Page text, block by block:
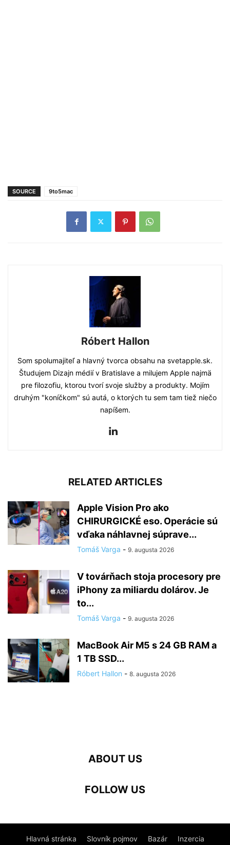
SOURCE 9to5mac
Róbert Hallon
Som spolumajiteľ a hlavný tvorca obsahu na svetapple.sk.
Študujem Dizajn médií v Bratislave a milujem Apple najmä
pre filozofiu, ktorou tvorí svoje služby a produkty. Mojím
druhým "koníčkom" sú autá, o ktorých tu sem tam tiež niečo
napíšem.
RELATED ARTICLES
Apple Vision Pro ako
CHIRURGICKÉ eso. Operácie sú
vďaka náhlavnej súprave...
Tomáš Varga - 9. augusta 2026
V továrňach stoja procesory pre
iPhony za miliardu dolárov. Je
to...
Tomáš Varga - 9. augusta 2026
MacBook Air M5 s 24 GB RAM a
1 TB SSD...
Róbert Hallon - 8. augusta 2026
ABOUT US
FOLLOW US
Hlavná stránka Slovník pojmov Bazár Inzercia